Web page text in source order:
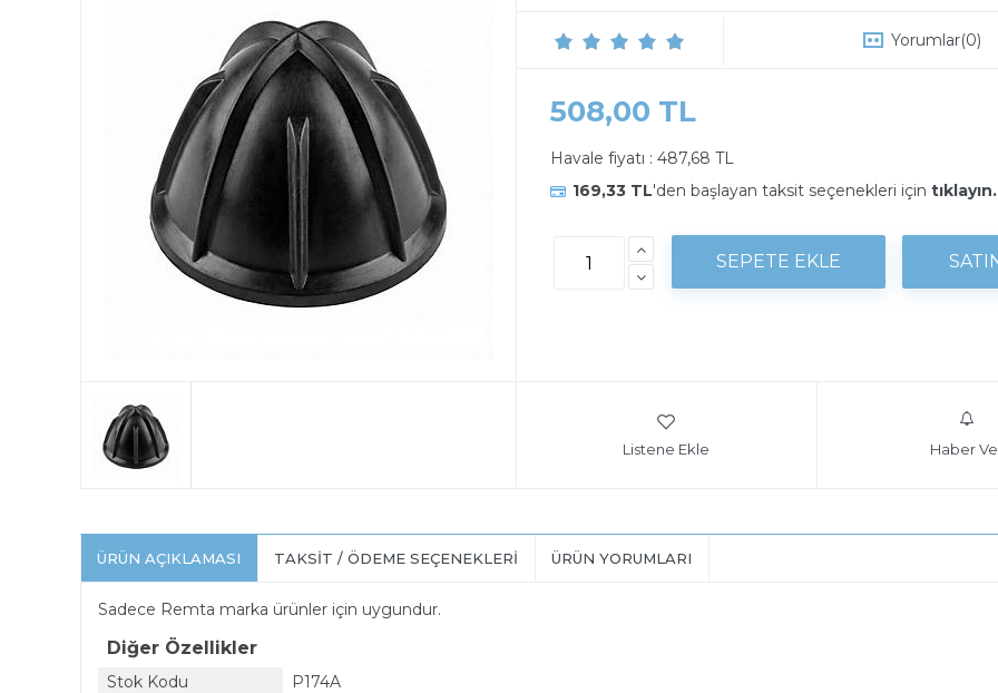
Yorumlar(0)
508,00 TL
Havale fiyatı : 487,68 TL
169,33 TL'den başlayan taksit seçenekleri için tıklayın.
Listene Ekle Haber
ÜRÜN AÇIKLAMASI TAKSIT / ÖDEME SEÇENEKLERI ÜRÜN YORUMLARI
Sadece Remta marka ürünler için uygundur.
Diğer Özellikler
Stok Kodu
P174A